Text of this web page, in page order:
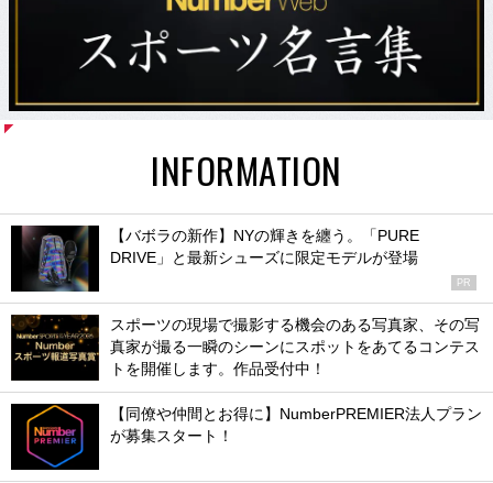
INFORMATION
【バボラの新作】NYの輝きを纏う。「PURE
DRIVE」と最新シューズに限定モデルが登場
PR
スポーツの現場で撮影する機会のある写真家、その写
真家が撮る一瞬のシーンにスポットをあてるコンテス
トを開催します。作品受付中！
【同僚や仲間とお得に】NumberPREMIER法人プラン
が募集スタート！